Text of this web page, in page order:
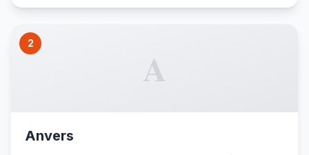
2
A
Anvers